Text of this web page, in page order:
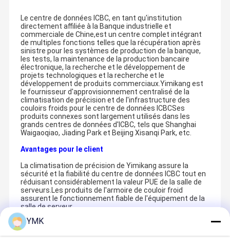
Le centre de données ICBC, en tant qu'institution
directement affiliée à la Banque industrielle et
commerciale de Chine,est un centre complet intégrant
de multiples fonctions telles que la récupération après
sinistre pour les systèmes de production de la banque,
les tests, la maintenance de la production bancaire
électronique, la recherche et le développement de
projets technologiques et la recherche et le
développement de produits commerciaux.Yimikang est
le fournisseur d'approvisionnement centralisé de la
climatisation de précision et de l'infrastructure des
couloirs froids pour le centre de données ICBCSes
produits connexes sont largement utilisés dans les
grands centres de données d'ICBC, tels que Shanghai
Waigaoqiao, Jiading Park et Beijing Xisanqi Park, etc.
Avantages pour le client
La climatisation de précision de Yimikang assure la
sécurité et la fiabilité du centre de données ICBC tout en
réduisant considérablement la valeur PUE de la salle de
serveurs.Les produits de l'armoire de couloir froid
assurent le fonctionnement fiable de l'équipement de la
salle de serveur.
Recommended Products
YMK